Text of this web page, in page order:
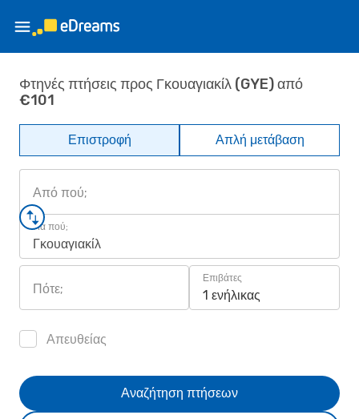
Φτηνές πτήσεις προς Γκουαγιακίλ (GYE) από
€101
Επιστροφή Απλή μετάβαση
Από πού;
Για πού;
Γκουαγιακίλ
Πότε;
Επιβάτες
1 ενήλικας
Απευθείας
Αναζήτηση πτήσεων